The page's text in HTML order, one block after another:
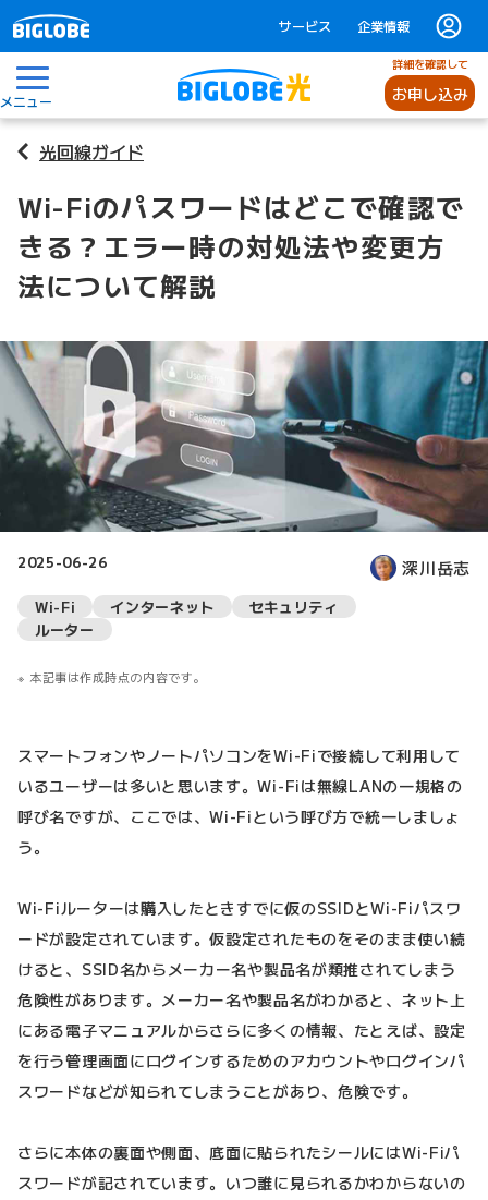
サービス 企業情報
メニュー
詳細を確認して
お申し込み
光回線ガイド
Wi-Fiのパスワードはどこで確認で
きる？エラー時の対処法や変更方
法について解説
2025-06-26 深川岳志
Wi-Fi インターネット
セキュリティ
ルーター
本記事は作成時点の内容です。
スマートフォンやノートパソコンをWi-Fiで接続して利用して
いるユーザーは多いと思います。Wi-Fiは無線LANの一規格の
呼び名ですが、ここでは、Wi-Fiという呼び方で統一しましょ
う。
Wi-Fiルーターは購入したときすでに仮のSSIDとWi-Fiパスワ
ードが設定されています。仮設定されたものをそのまま使い続
けると、SSID名からメーカー名や製品名が類推されてしまう
危険性があります。メーカー名や製品名がわかると、ネット上
にある電子マニュアルからさらに多くの情報、たとえば、設定
を行う管理画面にログインするためのアカウントやログインパ
スワードなどが知られてしまうことがあり、危険です。
さらに本体の裏面や側面、底面に貼られたシールにはWi-Fiパ
スワードが記されています。いつ誰に見られるかわからないの